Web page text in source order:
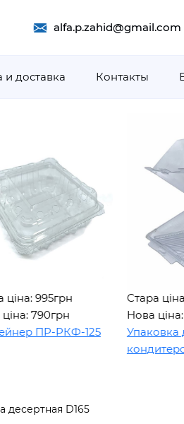
alfa.p.zahid@gmail.com
и доставка Контакты
995грн
790грн
ПР-РКФ-125
Стара ціна:
Нова ціна:
Упаковка для
десертная D165